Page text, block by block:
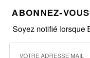
ABONNEZ-
Soyez notifié lorsque